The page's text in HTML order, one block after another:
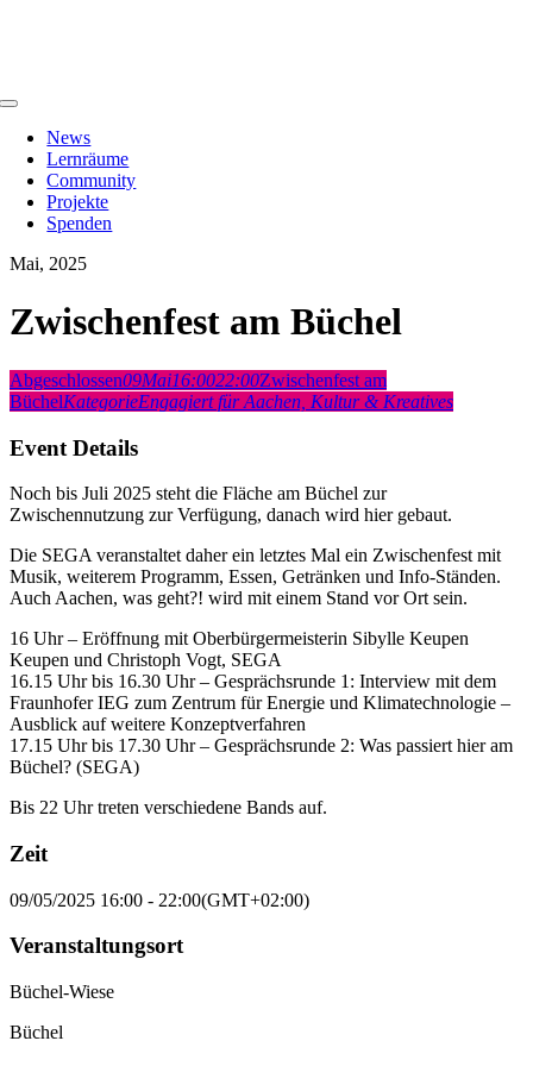
Toggle
Navigation
News
Lernräume
Community
Projekte
Spenden
Mai, 2025
Zwischenfest am Büchel
Abgeschlossen09Mai16:0022:00Zwischenfest am
BüchelKategorieEngagiert für Aachen, Kultur & Kreatives
Event Details
Noch bis Juli 2025 steht die Fläche am Büchel zur
Zwischennutzung zur Verfügung, danach wird hier gebaut.
Die SEGA veranstaltet daher ein letztes Mal ein Zwischenfest mit
Musik, weiterem Programm, Essen, Getränken und Info-Ständen.
Auch Aachen, was geht?! wird mit einem Stand vor Ort sein.
16 Uhr – Eröffnung mit Oberbürgermeisterin Sibylle Keupen
Keupen und Christoph Vogt, SEGA
16.15 Uhr bis 16.30 Uhr – Gesprächsrunde 1: Interview mit dem
Fraunhofer IEG zum Zentrum für Energie und Klimatechnologie –
Ausblick auf weitere Konzeptverfahren
17.15 Uhr bis 17.30 Uhr – Gesprächsrunde 2: Was passiert hier am
Büchel? (SEGA)
Bis 22 Uhr treten verschiedene Bands auf.
Zeit
09/05/2025 16:00 - 22:00(GMT+02:00)
Veranstaltungsort
Büchel-Wiese
Büchel